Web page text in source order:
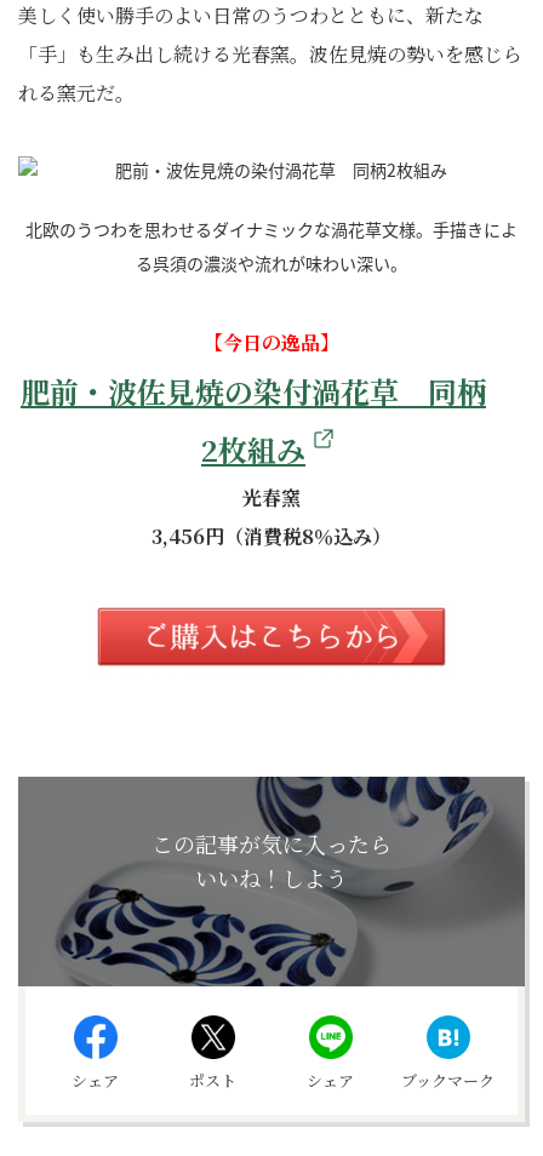
美しく使い勝手のよい日常のうつわとともに、新たな
「手」も生み出し続ける光春窯。波佐見焼の勢いを感じら
れる窯元だ。
北欧のうつわを思わせるダイナミックな渦花草文様。手描きによ
る呉須の濃淡や流れが味わい深い。
【今日の逸品】
肥前・波佐見焼の染付渦花草 同柄
2枚組み
光春窯
3,456円（消費税8％込み）
この記事が気に入ったら
いいね！しよう
シェア ポスト シェア ブックマーク